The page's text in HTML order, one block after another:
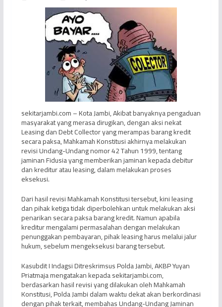
sekitarjambi.com – Kota Jambi, Akibat banyaknya pengaduan
masyarakat yang merasa dirugikan, dengan aksi nekat
Leasing dan Debt Collector yang merampas barang kredit
secara paksa, Mahkamah Konstitusi akhirnya melakukan
revisi Undang-Undang nomor 42 Tahun 1999, tentang
jaminan Fidusia yang memberikan jaminan kepada debitur
dan kreditur atau leasing, dalam melakukan proses
eksekusi.
Dari hasil revisi Mahkamah Konstitusi tersebut, kini leasing
dan pihak ketiga tidak diperbolehkan untuk melakukan aksi
penarikan secara paksa barang kredit. Namun apabila
kreditur mengalami permasalahan dengan melakukan
penunggakan pembayaran, pihak leasing harus melalui jalur
hukum, sebelum mengeksekusi barang tersebut.
Kasubdit I Indagsi Ditreskrimsus Polda Jambi, AKBP Yuyan
Priatmaja mengatakan kepada sekitarjambi.com,
berdasarkan hasil revisi yang dilakukan oleh Mahkamah
Konstitusi, Polda Jambi dalam waktu dekat akan berkordinasi
dengan pihak terkait, membahas Undang-Undang Jaminan